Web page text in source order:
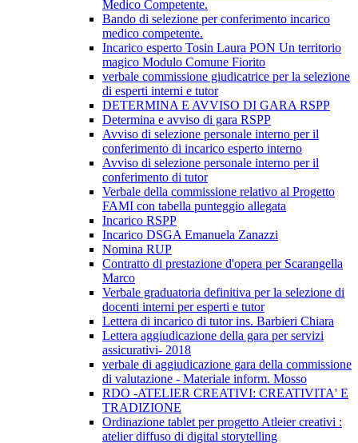
Medico Competente.
Bando di selezione per conferimento incarico
medico competente.
Incarico esperto Tosin Laura PON Un territorio
magico Modulo Comune Fiorito
verbale commissione giudicatrice per la selezione
di esperti interni e tutor
DETERMINA E AVVISO DI GARA RSPP
Determina e avviso di gara RSPP
Avviso di selezione personale interno per il
conferimento di incarico esperto interno
Avviso di selezione personale interno per il
conferimento di tutor
Verbale della commissione relativo al Progetto
FAMI con tabella punteggio allegata
Incarico RSPP
Incarico DSGA Emanuela Zanazzi
Nomina RUP
Contratto di prestazione d'opera per Scarangella
Marco
Verbale graduatoria definitiva per la selezione di
docenti interni per esperti e tutor
Lettera di incarico di tutor ins. Barbieri Chiara
Lettera aggiudicazione della gara per servizi
assicurativi- 2018
verbale di aggiudicazione gara della commissione
di valutazione - Materiale inform. Mosso
RDO -ATELIER CREATIVI: CREATIVITA' E
TRADIZIONE
Ordinazione tablet per progetto Atleier creativi :
atelier diffuso di digital storytelling